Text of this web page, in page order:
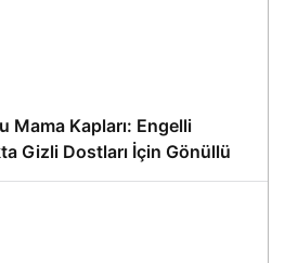
Mama Kapları: Engelli
Gizli Dostları İçin Gönüllü